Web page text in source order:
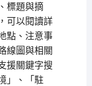
標題與摘
可以閱讀詳
點、注意事
線圖與相關
援關鍵字搜
」、「駐